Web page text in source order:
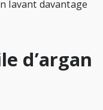
lavant davantage
d’argan